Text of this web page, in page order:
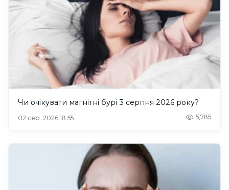
Чи очікувати магнітні бурі 3 серпня 2026 року?
02 сер. 2026 18:55 5,785